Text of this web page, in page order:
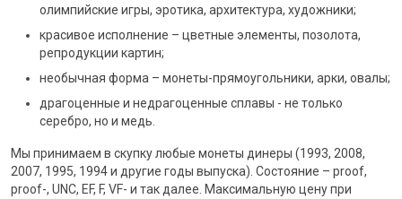
олимпийские игры, эротика, архитектура, художники;
красивое исполнение – цветные элементы, позолота,
репродукции картин;
необычная форма – монеты-прямоугольники, арки, овалы;
драгоценные и недрагоценные сплавы - не только
серебро, но и медь.
Мы принимаем в скупку любые монеты динеры (1993, 2008,
2007, 1995, 1994 и другие годы выпуска). Состояние – proof,
proof-, UNC, EF, F, VF- и так далее. Максимальную цену при